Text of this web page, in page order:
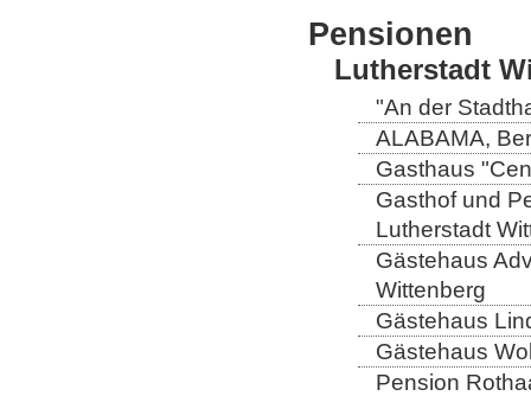
Pensionen
Lutherstadt
"An der
ALABAMA,
Gasthaus
Gasthof und
Lutherstadt
Gästehaus
Wittenberg
Gästehaus
Gästehaus
Pension